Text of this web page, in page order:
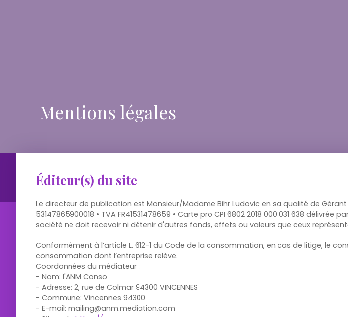
Mentions légales
Éditeur(s) du site
Le directeur de publication est Monsieur/Madame Bihr Ludovic en sa qualité de Gérant
53147865900018 • TVA FR41531478659 • Carte pro CPI 6802 2018 000 031 638 délivrée
société ne doit recevoir ni détenir d'autres fonds, effets ou valeurs que ceux
Conformément à l’article L. 612-1 du Code de la consommation, en cas de litige, le
consommation dont l’entreprise relève.
Coordonnées du médiateur :
- Nom: l'ANM Conso
- Adresse: 2, rue de Colmar 94300 VINCENNES
- Commune: Vincennes 94300
- E-mail: mailing@anm.mediation.com